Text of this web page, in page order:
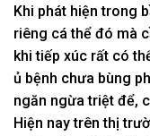
Khi phát hiện trong
riêng cá thể đó mà
khi tiếp xúc rất có
ủ bệnh chưa bùng
ngăn ngừa triệt để,
Hiện nay trên thị